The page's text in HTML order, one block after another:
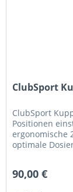
ClubSport
ClubSport
Positionen
ergonomische
optimale
90,00 €